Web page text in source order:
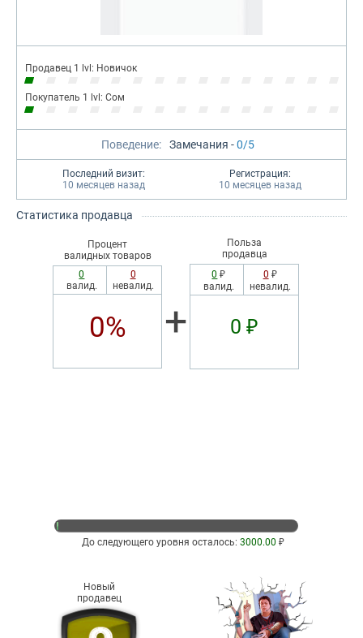
Продавец 1 lvl: Новичок
Покупатель 1 lvl: Сом
Поведение: Замечания -0/5
Последний визит:
10 месяцев назад
Регистрация:
10 месяцев назад
Статистика продавца
Процент
валидных товаров
0
валид.
0
невалид.
0% +
Польза
продавца
0 ₽
валид.
0 ₽
невалид.
0 ₽
До следующего уровня осталось: 3000.00 ₽
Новый
продавец